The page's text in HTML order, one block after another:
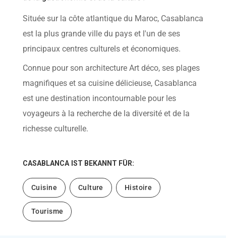
navigate
interact
Située sur la côte atlantique du Maroc, Casablanca
est la plus grande ville du pays et l'un de ses
principaux centres culturels et économiques.
Connue pour son architecture Art déco, ses plages
magnifiques et sa cuisine délicieuse, Casablanca
est une destination incontournable pour les
voyageurs à la recherche de la diversité et de la
richesse culturelle.
CASABLANCA IST BEKANNT FÜR:
Cuisine Culture Histoire
Tourisme